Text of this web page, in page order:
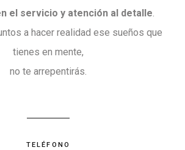
el servicio y atención al detalle
a hacer realidad ese sueños que
tienes en mente,
no te arrepentirás.
TELÉFONO